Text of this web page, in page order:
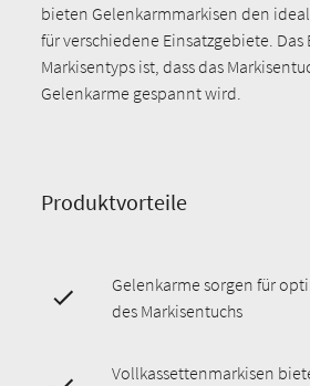
bieten Gelenkarmmarkisen den
für verschiedene Einsatzgebiete. Das
Markisentyps ist, dass das
Gelenkarme gespannt wird.
Produktvorteile
Gelenkarme sorgen für
des Markisentuchs
Vollkassettenmarkisen